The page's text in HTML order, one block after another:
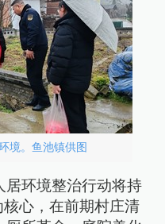
境。鱼池镇供图
居环境整治行动将持
心，在前期村庄清